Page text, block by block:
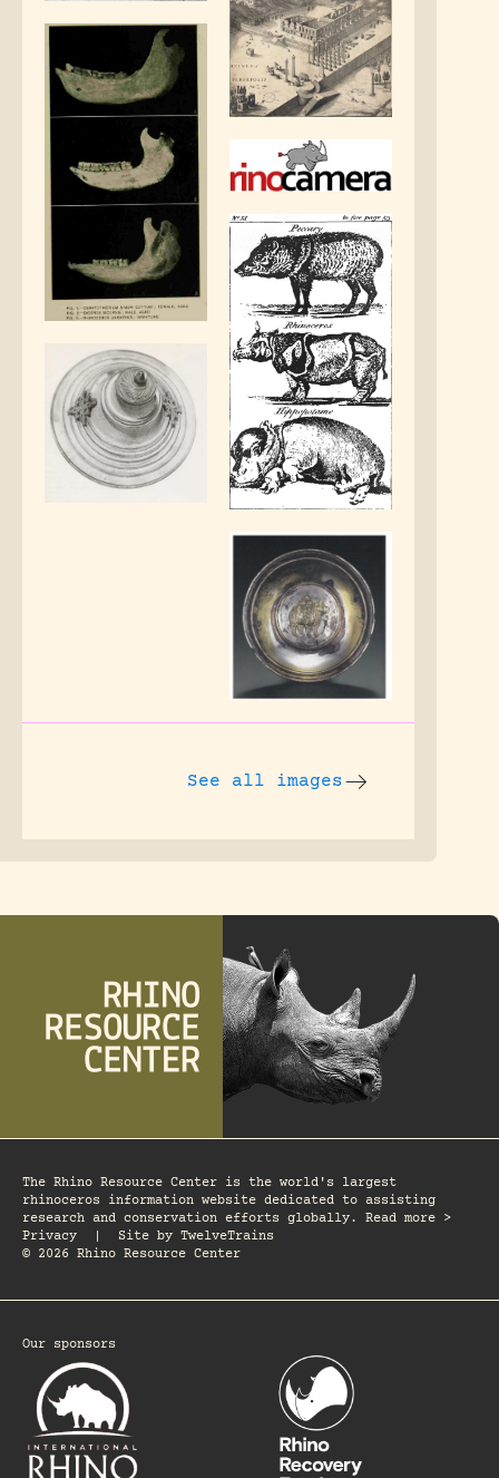
See all images
The Rhino Resource Center is the world's largest
rhinoceros information website dedicated to assisting
research and conservation efforts globally. Read more >
Privacy
Site by TwelveTrains
© 2026 Rhino Resource Center
Our sponsors